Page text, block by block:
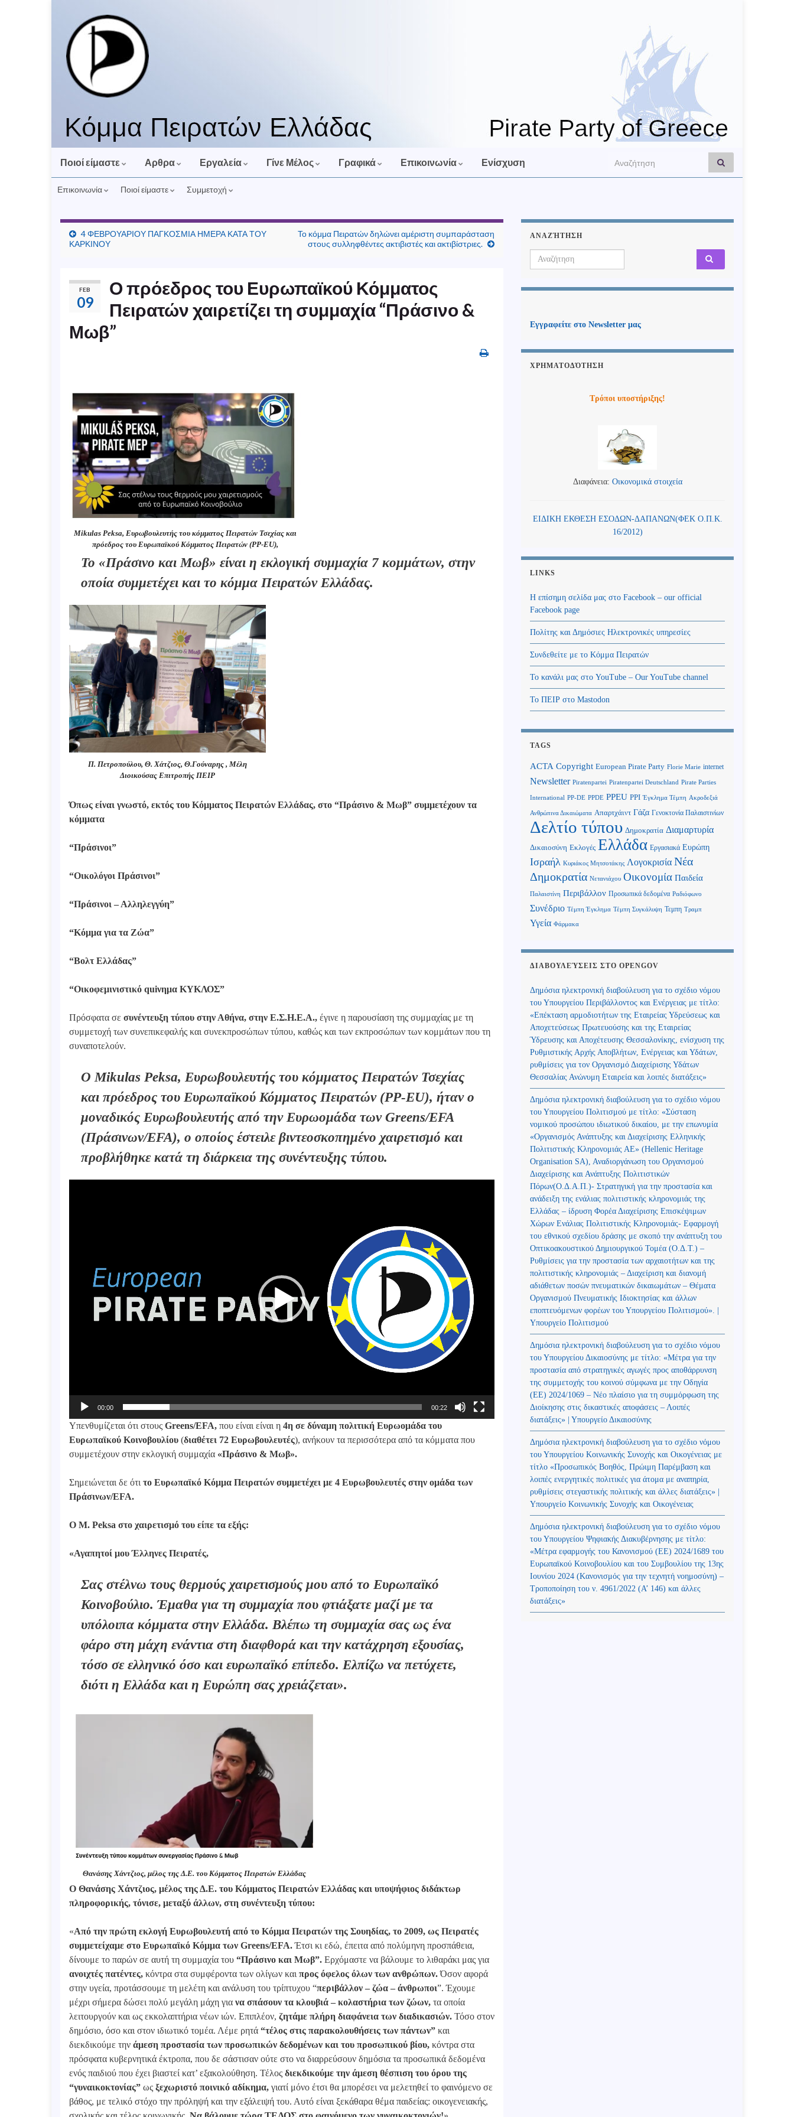
Ποιοί είμαστε Αρθρα Εργαλεία Γίνε Μέλος Γραφικά Επικοινωνία Ενίσχυση Search for:
Επικοινωνία Ποιοί είμαστε Συμμετοχή
4 ΦΕΒΡΟΥΑΡΙΟΥ ΠΑΓΚΟΣΜΙΑ ΗΜΕΡΑ ΚΑΤΑ ΤΟΥ
ΚΑΡΚΙΝΟΥ
Το κόμμα Πειρατών δηλώνει αμέριστη συμπαράσταση
στους συλληφθέντες ακτιβιστές και ακτιβίστριες.
FEB
09
Ο πρόεδρος του Ευρωπαϊκού Κόμματος
Πειρατών χαιρετίζει τη συμμαχία “Πράσινο &
Μωβ”
Mikulas Peksa, Ευρωβουλευτής του κόμματος Πειρατών Τσεχίας και
πρόεδρος του Ευρωπαϊκού Κόμματος Πειρατών (PP-EU),
Το «Πράσινο και Μωβ» είναι η εκλογική συμμαχία 7 κομμάτων, στην
οποία συμμετέχει και το κόμμα Πειρατών Ελλάδας.
Π. Πετροπούλου, Θ. Χάτζιος, Θ.Γούναρης , Μέλη
Διοικούσας Επιτροπής ΠΕΙΡ
Όπως είναι γνωστό, εκτός του Κόμματος Πειρατών Ελλάδας, στο “Πράσινο & Μωβ” συμμετέχουν τα
κόμματα
“Πράσινοι”
“Οικολόγοι Πράσινοι”
“Πράσινοι – Αλληλεγγύη”
“Κόμμα για τα Ζώα”
“Βολτ Ελλάδας”
“Οικοφεμινιστικό quiνημα ΚΥΚΛΟΣ”
Πρόσφατα σε συνέντευξη τύπου στην Αθήνα, στην Ε.Σ.Η.Ε.Α., έγινε η παρουσίαση της συμμαχίας με τη
συμμετοχή των συνεπικεφαλής και συνεκπροσώπων τύπου, καθώς και των εκπροσώπων των κομμάτων που τη
συναποτελούν.
Ο Mikulas Peksa, Ευρωβουλευτής του κόμματος Πειρατών Τσεχίας
και πρόεδρος του Ευρωπαϊκού Κόμματος Πειρατών (PP-EU), ήταν ο
μοναδικός Ευρωβουλευτής από την Ευρωομάδα των Greens/EFA
(Πράσινων/EFA), ο οποίος έστειλε βιντεοσκοπημένο χαιρετισμό και
προβλήθηκε κατά τη διάρκεια της συνέντευξης τύπου.
00:00 00:22
Υπενθυμίζεται ότι στους Greens/EFA, που είναι είναι η 4η σε δύναμη πολιτική Ευρωομάδα του
Ευρωπαϊκού Κοινοβουλίου (διαθέτει 72 Ευρωβουλευτές), ανήκουν τα περισσότερα από τα κόμματα που
συμμετέχουν στην εκλογική συμμαχία «Πράσινο & Μωβ».
Σημειώνεται δε ότι το Ευρωπαϊκό Κόμμα Πειρατών συμμετέχει με 4 Ευρωβουλευτές στην ομάδα των
Πράσινων/EFA.
Ο M. Peksa στο χαιρετισμό του είπε τα εξής:
«Αγαπητοί μου Έλληνες Πειρατές,
Σας στέλνω τους θερμούς χαιρετισμούς μου από το Ευρωπαϊκό
Κοινοβούλιο. Έμαθα για τη συμμαχία που φτιάξατε μαζί με τα
υπόλοιπα κόμματα στην Ελλάδα. Βλέπω τη συμμαχία σας ως ένα
φάρο στη μάχη ενάντια στη διαφθορά και την κατάχρηση εξουσίας,
τόσο σε ελληνικό όσο και ευρωπαϊκό επίπεδο. Ελπίζω να πετύχετε,
διότι η Ελλάδα και η Ευρώπη σας χρειάζεται».
Θανάσης Χάντζιος, μέλος της Δ.Ε. του Κόμματος Πειρατών Ελλάδας
Ο Θανάσης Χάντζιος, μέλος της Δ.Ε. του Κόμματος Πειρατών Ελλάδας και υποψήφιος διδάκτωρ
πληροφορικής, τόνισε, μεταξύ άλλων, στη συνέντευξη τύπου:
«Από την πρώτη εκλογή Ευρωβουλευτή από το Κόμμα Πειρατών της Σουηδίας, το 2009, ως Πειρατές
συμμετείχαμε στο Ευρωπαϊκό Κόμμα των Greens/EFA.Έτσι κι εδώ, έπειτα από πολύμηνη προσπάθεια,
δίνουμε το παρών σε αυτή τη συμμαχία του “Πράσινο και Μωβ”. Ερχόμαστε να βάλουμε το λιθαράκι μας για
ανοιχτές πατέντες, κόντρα στα συμφέροντα των ολίγων και προς όφελος όλων των ανθρώπων.Όσον αφορά
στην υγεία, προτάσσουμε τη μελέτη και ανάλυση του τρίπτυχου “περιβάλλον – ζώα – άνθρωποι”. Έχουμε
μέχρι σήμερα δώσει πολύ μεγάλη μάχη για να σπάσουν τα κλουβιά – κολαστήρια των ζώων, τα οποία
λειτουργούν και ως εκκολαπτήρια νέων ιών. Επιπλέον, ζητάμε πλήρη διαφάνεια των διαδικασιών. Τόσο στον
δημόσιο, όσο και στον ιδιωτικό τομέα. Λέμε ρητά “τέλος στις παρακολουθήσεις των πάντων” και
διεκδικούμε την άμεση προστασία των προσωπικών δεδομένων και του προσωπικού βίου, κόντρα στα
πρόσφατα κυβερνητικά έκτροπα, που δε σάστισαν ούτε στο να διαρρεύσουν δημόσια τα προσωπικά δεδομένα
ενός παιδιού που έχει βιαστεί κατ’ εξακολούθηση. Τέλος διεκδικούμε την άμεση θέσπιση του όρου της
“γυναικοκτονίας” ως ξεχωριστό ποινικό αδίκημα, γιατί μόνο έτσι θα μπορέσει να μελετηθεί το φαινόμενο σε
βάθος, με τελικό στόχο την πρόληψή και την εξάλειψή του. Αυτό είναι ξεκάθαρα θέμα παιδείας: οικογενειακής,
ΑΝΑΖΉΤΗΣΗ
Search for:
Εγγραφείτε στο Newsletter μας
ΧΡΗΜΑΤΟΔΌΤΗΣΗ
Τρόποι υποστήριξης!
Διαφάνεια: Οικονομικά στοιχεία
ΕΙΔΙΚΗ ΕΚΘΕΣΗ ΕΣΟΔΩΝ-ΔΑΠΑΝΩΝ(ΦΕΚ Ο.Π.Κ.
16/2012)
LINKS
Η επίσημη σελίδα μας στο Facebook – our official
Facebook page
Πολίτης και Δημόσιες Ηλεκτρονικές υπηρεσίες
Συνδεθείτε με το Κόμμα Πειρατών
Το κανάλι μας στο YouTube – Our YouTube channel
Το ΠΕΙΡ στο Mastodon
TAGS
ACTA Copyright European Pirate Party Florie Marie internet
Newsletter Piratenpartei Piratenpartei Deutschland Pirate Parties
International PP-DE PPDE PPEU PPI Έγκλημα Τέμπη Ακροδεξιά
Ανθρώπινα Δικαιώματα Απαρτχάιντ Γάζα Γενοκτονία Παλαιστινίων
Δελτίο τύπου Δημοκρατία Διαμαρτυρία
Δικαιοσύνη Εκλογές Ελλάδα Εργασιακά Ευρώπη
Ισραήλ Κυριάκος Μητσοτάκης Λογοκρισία Νέα
Δημοκρατία Νετανιάχου Οικονομία Παιδεία
Παλαιστίνη Περιβάλλον Προσωπικά δεδομένα Ραδιόφωνο
Συνέδριο Τέμπη Έγκλημα Τέμπη Συγκάλυψη Τεμπη Τραμπ
Υγεία Φάρμακα
ΔΙΑΒΟΥΛΕΎΣΕΙΣ ΣΤΟ OPENGOV
Δημόσια ηλεκτρονική διαβούλευση για το σχέδιο νόμου
του Υπουργείου Περιβάλλοντος και Ενέργειας με τίτλο:
«Επέκταση αρμοδιοτήτων της Εταιρείας Υδρεύσεως και
Αποχετεύσεως Πρωτευούσης και της Εταιρείας
Ύδρευσης και Αποχέτευσης Θεσσαλονίκης, ενίσχυση της
Ρυθμιστικής Αρχής Αποβλήτων, Ενέργειας και Υδάτων,
ρυθμίσεις για τον Οργανισμό Διαχείρισης Υδάτων
Θεσσαλίας Ανώνυμη Εταιρεία και λοιπές διατάξεις»
Δημόσια ηλεκτρονική διαβούλευση για το σχέδιο νόμου
του Υπουργείου Πολιτισμού με τίτλο: «Σύσταση
νομικού προσώπου ιδιωτικού δικαίου, με την επωνυμία
«Οργανισμός Ανάπτυξης και Διαχείρισης Ελληνικής
Πολιτιστικής Κληρονομιάς ΑΕ» (Hellenic Heritage
Organisation SA), Αναδιοργάνωση του Οργανισμού
Διαχείρισης και Ανάπτυξης Πολιτιστικών
Πόρων(Ο.Δ.Α.Π.)- Στρατηγική για την προστασία και
ανάδειξη της ενάλιας πολιτιστικής κληρονομιάς της
Ελλάδας – ίδρυση Φορέα Διαχείρισης Επισκέψιμων
Χώρων Ενάλιας Πολιτιστικής Κληρονομιάς- Εφαρμογή
του εθνικού σχεδίου δράσης με σκοπό την ανάπτυξη του
Οπτικοακουστικού Δημιουργικού Τομέα (Ο.Δ.Τ.) –
Ρυθμίσεις για την προστασία των αρχαιοτήτων και της
πολιτιστικής κληρονομιάς – Διαχείριση και διανομή
αδιάθετων ποσών πνευματικών δικαιωμάτων – Θέματα
Οργανισμού Πνευματικής Ιδιοκτησίας και άλλων
εποπτευόμενων φορέων του Υπουργείου Πολιτισμού». |
Υπουργείο Πολιτισμού
Δημόσια ηλεκτρονική διαβούλευση για το σχέδιο νόμου
του Υπουργείου Δικαιοσύνης με τίτλο: «Μέτρα για την
προστασία από στρατηγικές αγωγές προς αποθάρρυνση
της συμμετοχής του κοινού σύμφωνα με την Οδηγία
(ΕΕ) 2024/1069 – Νέο πλαίσιο για τη συμμόρφωση της
Διοίκησης στις δικαστικές αποφάσεις – Λοιπές
διατάξεις» | Υπουργείο Δικαιοσύνης
Δημόσια ηλεκτρονική διαβούλευση για το σχέδιο νόμου
του Υπουργείου Κοινωνικής Συνοχής και Οικογένειας με
τίτλο «Προσωπικός Βοηθός, Πρώιμη Παρέμβαση και
λοιπές ενεργητικές πολιτικές για άτομα με αναπηρία,
ρυθμίσεις στεγαστικής πολιτικής και άλλες διατάξεις» |
Υπουργείο Κοινωνικής Συνοχής και Οικογένειας
Δημόσια ηλεκτρονική διαβούλευση για το σχέδιο νόμου
του Υπουργείου Ψηφιακής Διακυβέρνησης με τίτλο:
«Μέτρα εφαρμογής του Κανονισμού (ΕΕ) 2024/1689 του
Ευρωπαϊκού Κοινοβουλίου και του Συμβουλίου της 13ης
Ιουνίου 2024 (Kανονισμός για την τεχνητή νοημοσύνη) –
Τροποποίηση του ν. 4961/2022 (Α’ 146) και άλλες
διατάξεις»